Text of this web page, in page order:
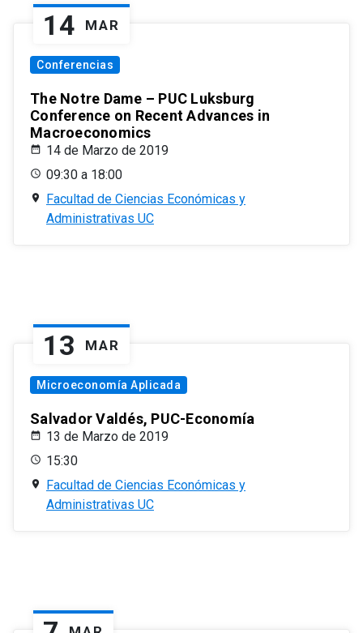
14 MAR
Conferencias
The Notre Dame – PUC Luksburg
Conference on Recent Advances in
Macroeconomics
14 de Marzo de 2019
09:30 a 18:00
Facultad de Ciencias Económicas y
Administrativas UC
13 MAR
Microeconomía Aplicada
Salvador Valdés, PUC-Economía
13 de Marzo de 2019
15:30
Facultad de Ciencias Económicas y
Administrativas UC